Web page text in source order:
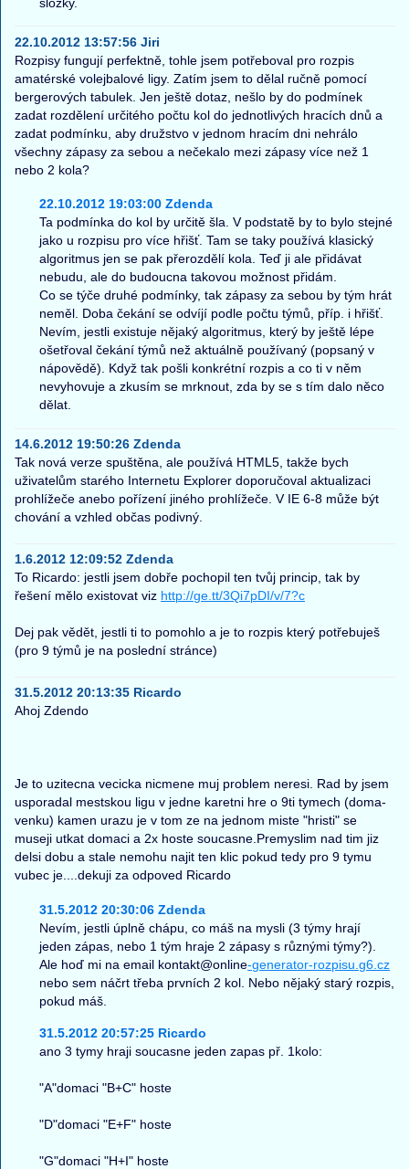
složky.
22.10.2012 13:57:56 Jiri
Rozpisy fungují perfektně, tohle jsem potřeboval pro rozpis
amatérské volejbalové ligy. Zatím jsem to dělal ručně pomocí
bergerových tabulek. Jen ještě dotaz, nešlo by do podmínek
zadat rozdělení určitého počtu kol do jednotlivých hracích dnů a
zadat podmínku, aby družstvo v jednom hracím dni nehrálo
všechny zápasy za sebou a nečekalo mezi zápasy více než 1
nebo 2 kola?
22.10.2012 19:03:00 Zdenda
Ta podmínka do kol by určitě šla. V podstatě by to bylo stejné
jako u rozpisu pro více hřišť. Tam se taky používá klasický
algoritmus jen se pak přerozdělí kola. Teď ji ale přidávat
nebudu, ale do budoucna takovou možnost přidám.
Co se týče druhé podmínky, tak zápasy za sebou by tým hrát
neměl. Doba čekání se odvíjí podle počtu týmů, příp. i hřišť.
Nevím, jestli existuje nějaký algoritmus, který by ještě lépe
ošetřoval čekání týmů než aktuálně používaný (popsaný v
nápovědě). Když tak pošli konkrétní rozpis a co ti v něm
nevyhovuje a zkusím se mrknout, zda by se s tím dalo něco
dělat.
14.6.2012 19:50:26 Zdenda
Tak nová verze spuštěna, ale používá HTML5, takže bych
uživatelům starého Internetu Explorer doporučoval aktualizaci
prohlížeče anebo pořízení jiného prohlížeče. V IE 6-8 může být
chování a vzhled občas podivný.
1.6.2012 12:09:52 Zdenda
To Ricardo: jestli jsem dobře pochopil ten tvůj princip, tak by
řešení mělo existovat viz http://ge.tt/3Qi7pDI/v/7?c
Dej pak vědět, jestli ti to pomohlo a je to rozpis který potřebuješ
(pro 9 týmů je na poslední stránce)
31.5.2012 20:13:35 Ricardo
Ahoj Zdendo
Je to uzitecna vecicka nicmene muj problem neresi. Rad by jsem
usporadal mestskou ligu v jedne karetni hre o 9ti tymech (doma-
venku) kamen urazu je v tom ze na jednom miste "hristi" se
museji utkat domaci a 2x hoste soucasne.Premyslim nad tim jiz
delsi dobu a stale nemohu najit ten klic pokud tedy pro 9 tymu
vubec je....dekuji za odpoved Ricardo
31.5.2012 20:30:06 Zdenda
Nevím, jestli úplně chápu, co máš na mysli (3 týmy hrají
jeden zápas, nebo 1 tým hraje 2 zápasy s různými týmy?).
Ale hoď mi na email kontakt@online-generator-rozpisu.g6.cz
nebo sem náčrt třeba prvních 2 kol. Nebo nějaký starý rozpis,
pokud máš.
31.5.2012 20:57:25 Ricardo
ano 3 tymy hraji soucasne jeden zapas př. 1kolo:
"A"domaci "B+C" hoste
"D"domaci "E+F" hoste
"G"domaci "H+I" hoste